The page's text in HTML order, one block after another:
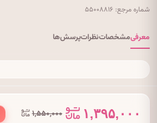
شماره مرجع: ۵۵۰۰۸۸۱۶
معرفیمشخصاتنظراتپرسش‌ها
۱,۳۹۵,۰۰۰ ۱,۵۵۰,۰۰۰